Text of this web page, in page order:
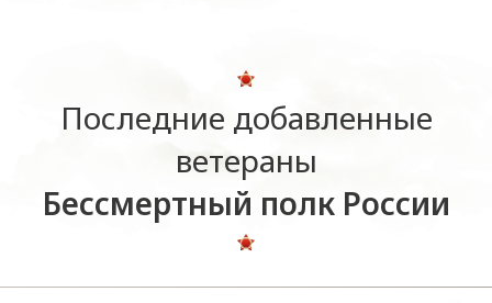
Последние добавленные
ветераны
Бессмертный полк России